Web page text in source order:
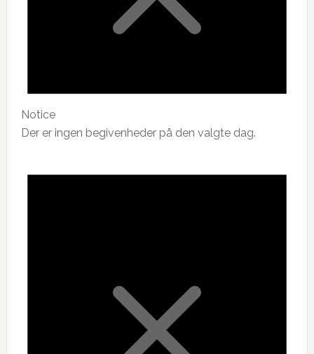
Notice
Der er ingen begivenheder på den valgte dag.